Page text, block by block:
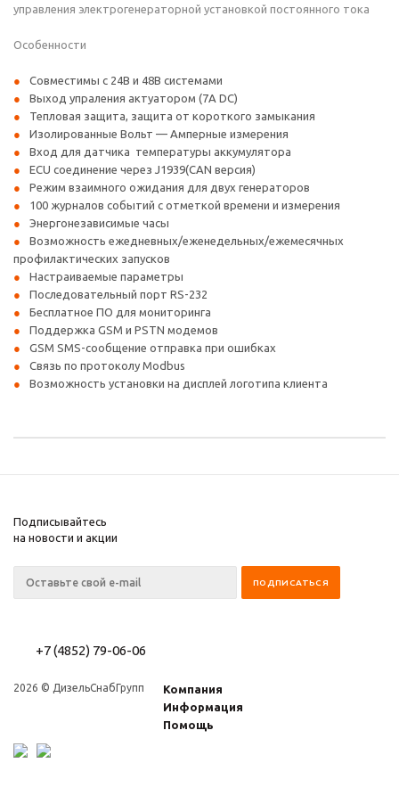
управления электрогенераторной установкой постоянного тока
Особенности
Совместимы с 24В и 48В системами
Выход упраления актуатором (7А DC)
Тепловая защита, защита от короткого замыкания
Изолированные Вольт — Амперные измерения
Вход для датчика температуры аккумулятора
ECU соединение через J1939(CAN версия)
Режим взаимного ожидания для двух генераторов
100 журналов событий с отметкой времени и измерения
Энергонезависимые часы
Возможность ежедневных/еженедельных/ежемесячных
профилактических запусков
Настраиваемые параметры
Последовательный порт RS-232
Бесплатное ПО для мониторинга
Поддержка GSM и PSTN модемов
GSM SMS-сообщение отправка при ошибках
Связь по протоколу Modbus
Возможность установки на дисплей логотипа клиента
Подписывайтесь
на новости и акции
+7 (4852) 79-06-06
2026 © ДизельСнабГрупп
Компания
Информация
Помощь